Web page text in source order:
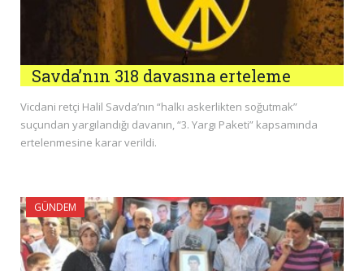
Savda’nın 318 davasına erteleme
Vicdani retçi Halil Savda’nın “halkı askerlikten soğutmak”
suçundan yargılandığı davanın, “3. Yargı Paketi” kapsamında
ertelenmesine karar verildi.
GÜNDEM